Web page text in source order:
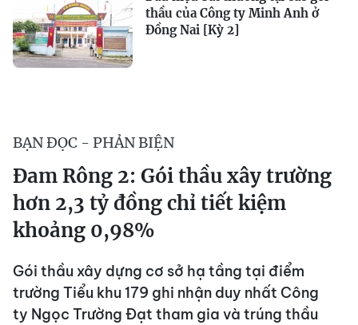
thầu của Công ty Minh Anh ở
Đồng Nai [Kỳ 2]
BẠN ĐỌC - PHẢN BIỆN
Đam Rông 2: Gói thầu xây trường
hơn 2,3 tỷ đồng chỉ tiết kiệm
khoảng 0,98%
Gói thầu xây dựng cơ sở hạ tầng tại điểm
trường Tiểu khu 179 ghi nhận duy nhất Công
ty Ngọc Trường Đạt tham gia và trúng thầu